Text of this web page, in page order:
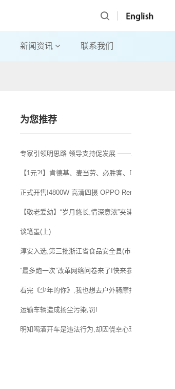
新闻资讯 联系我们
为您推荐
专家引领明思路 领导支持促发展 ——助推美妆学院
【1元?!】肯德基、麦当劳、必胜客、DQ……
正式开售!4800W 高清四摄 OPPO Reno2 Z 治愈你
【敬老爱幼】“岁月悠长,情深意浓”夹浦敬老院爱心行!
谈笔墨(上)
淳安入选,第三批浙江省食品安全县(市、区) 公示
“最多跑一次”改革网络问卷来了!快来参加
看完《少年的你》,我也想去户外骑摩托了.....
运输车辆造成扬尘污染,罚!
明知喝酒开车是违法行为,却因侥幸心理,酒后开车并